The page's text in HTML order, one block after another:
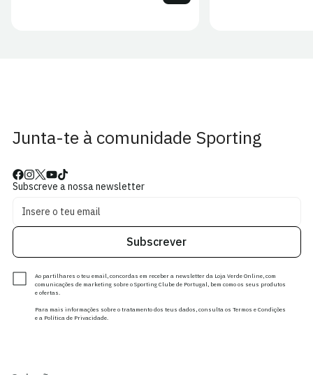
Junta-te à comunidade Sporting
Subscreve a nossa newsletter
Subscrever
Ao partilhares o teu email, concordas em receber a newsletter da Loja Verde Online, com
comunicações de marketing sobre o Sporting Clube de Portugal, bem como os seus produtos
e ofertas.
Para mais informações sobre o tratamento dos teus dados, consulta os Termos e Condições
e a Política de Privacidade.